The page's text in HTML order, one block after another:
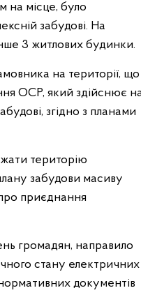
на місце, було
забудові. На
3 житлових будинки.
на території, що
ОСР, який здійснює
згідно з планами
територію
забудови масиву
приєднання
громадян, направило
стану електричних
документів